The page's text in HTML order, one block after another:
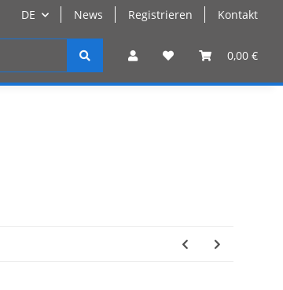
DE News Registrieren Kontakt
0,00 €